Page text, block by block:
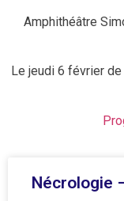
Amphithéâtre
Le jeudi 6 février
Nécrologie